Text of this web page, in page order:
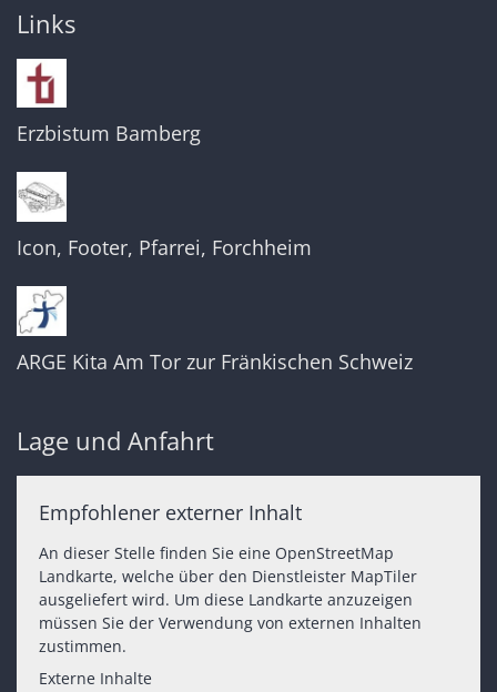
Links
Erzbistum Bamberg
Icon, Footer, Pfarrei, Forchheim
ARGE Kita Am Tor zur Fränkischen Schweiz
Lage und Anfahrt
Empfohlener externer Inhalt
An dieser Stelle finden Sie eine OpenStreetMap
Landkarte, welche über den Dienstleister MapTiler
ausgeliefert wird. Um diese Landkarte anzuzeigen
müssen Sie der Verwendung von externen Inhalten
zustimmen.
Externe Inhalte